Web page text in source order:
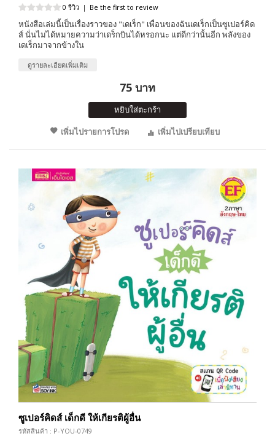
0 รีวิว | Be the first to review
หนังสือเล่มนี้เป็นเรื่องราวของ "เดเร็ก" เพื่อนของฉันเดเร็กเป็นซูเปอร์คิด
ส์ นั่นไม่ได้หมายความว่าเดร็กบินได้หรอกนะ แต่ดีกว่านั้นอีก พลังของ
เดเร็กมาจากข้างใน
ดูรายละเอียดเพิ่มเติม
75 บาท
หยิบใส่ตะกร้า
เพิ่มไปรายการโปรด
เพิ่มไปเปรียบเทียบ
ซูเปอร์คิดส์ เด็กดี ให้เกียรติผู้อื่น
รหัสสินค้า : P-YOU-0749